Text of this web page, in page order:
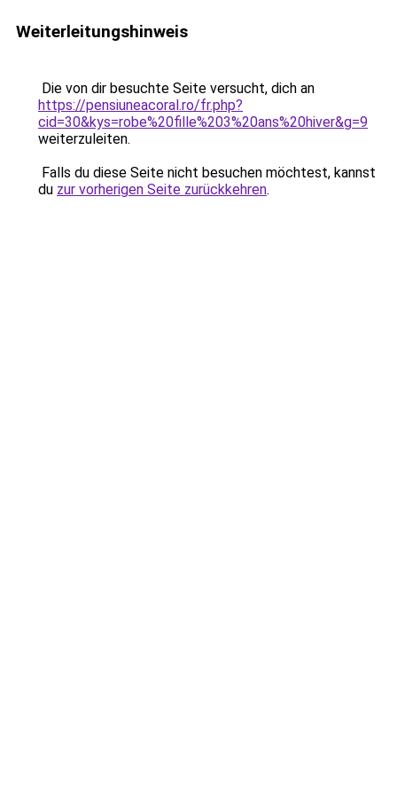
Weiterleitungshinweis
Die von dir besuchte Seite versucht, dich an
https://pensiuneacoral.ro/fr.php?
cid=30&kys=robe%20fille%203%20ans%20hiver&g=9
weiterzuleiten.
Falls du diese Seite nicht besuchen möchtest, kannst
du zur vorherigen Seite zurückkehren.